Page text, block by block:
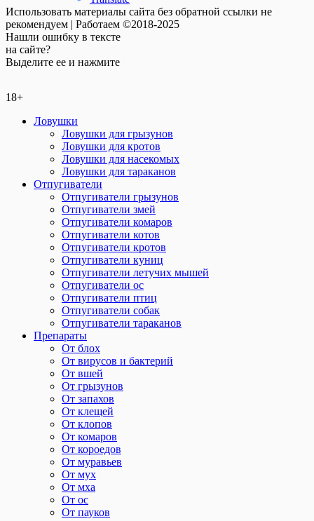
Использовать материалы сайта без обратной ссылки не
рекомендуем | Работаем ©2018-2025
Нашли ошибку в тексте
на сайте?
Выделите ее и нажмите
18+
Ловушки
Ловушки для грызунов
Ловушки для кротов
Ловушки для насекомых
Ловушки для тараканов
Отпугиватели
Отпугиватели грызунов
Отпугиватели змей
Отпугиватели комаров
Отпугиватели котов
Отпугиватели кротов
Отпугиватели куниц
Отпугиватели летучих мышей
Отпугиватели ос
Отпугиватели птиц
Отпугиватели собак
Отпугиватели тараканов
Препараты
От блох
От вирусов и бактерий
От вшей
От грызунов
От запахов
От клещей
От клопов
От комаров
От короедов
От муравьев
От мух
От мха
От ос
От пауков